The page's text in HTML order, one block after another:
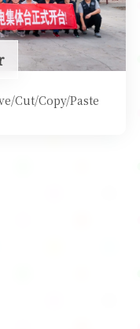
Cut/Copy/Paste